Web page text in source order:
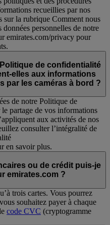
recueillies par nos
sur la rubrique Comment nous
personnelles de notre
emirates.com/privacy pour
de confidentialité
elles aux informations
par les caméras à bord ?
de notre Politique de
partage de vos informations
aux activités de nos
consulter l’intégralité de
en savoir plus.
ou de crédit puis-je
emirates.com ?
trois cartes. Vous pourrez
souhaitez payer à chaque
code CVC (cryptogramme